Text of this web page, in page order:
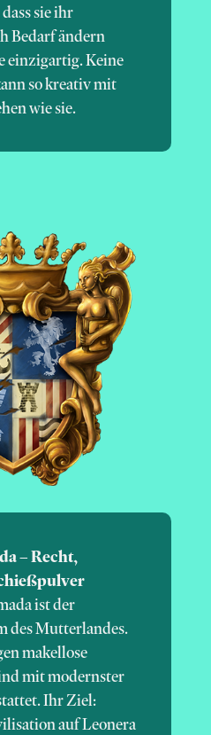
sie ihr
Bedarf ändern
einzigartig. Keine
so kreativ mit
wie sie.
– Recht,
ist der
des Mutterlandes.
makellose
mit modernster
Ihr Ziel:
auf Leonera